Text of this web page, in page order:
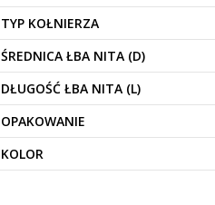
TYP KOŁNIERZA
ŚREDNICA ŁBA NITA (D)
DŁUGOŚĆ ŁBA NITA (L)
OPAKOWANIE
KOLOR